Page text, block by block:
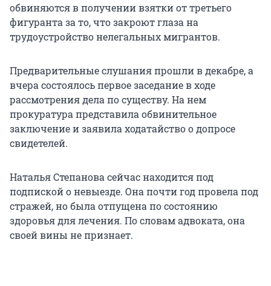
обвиняются в получении взятки от третьего
фигуранта за то, что закроют глаза на
трудоустройство нелегальных мигрантов.
Предварительные слушания прошли в декабре, а
вчера состоялось первое заседание в ходе
рассмотрения дела по существу. На нем
прокуратура представила обвинительное
заключение и заявила ходатайство о допросе
свидетелей.
Наталья Степанова сейчас находится под
подпиской о невыезде. Она почти год провела под
стражей, но была отпущена по состоянию
здоровья для лечения. По словам адвоката, она
своей вины не признает.